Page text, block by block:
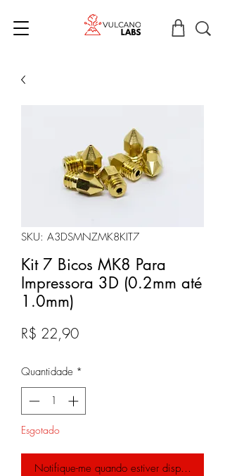
SKU: A3DSMNZMK8KIT7
Kit 7 Bicos MK8 Para
Impressora 3D (0.2mm até
1.0mm)
R$ 22,90Preço
Quantidade *
Esgotado
Notifique-me quando estiver disponível